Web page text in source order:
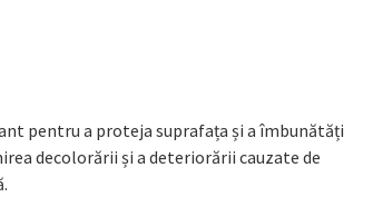
pentru a proteja suprafața și a îmbunătăți
decolorării și a deteriorării cauzate de